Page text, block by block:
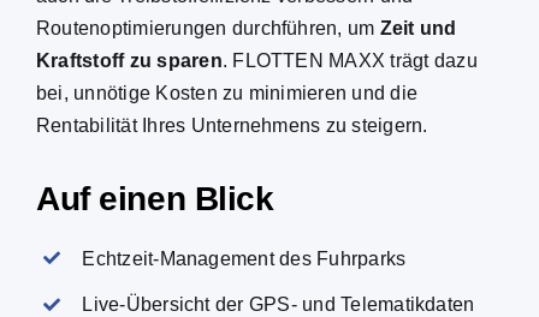
Routenoptimierungen durchführen, um Zeit und
Kraftstoff zu sparen. FLOTTEN MAXX trägt dazu
bei, unnötige Kosten zu minimieren und die
Rentabilität Ihres Unternehmens zu steigern.
Auf einen Blick
Echtzeit-Management des Fuhrparks
Live-Übersicht der GPS- und Telematikdaten